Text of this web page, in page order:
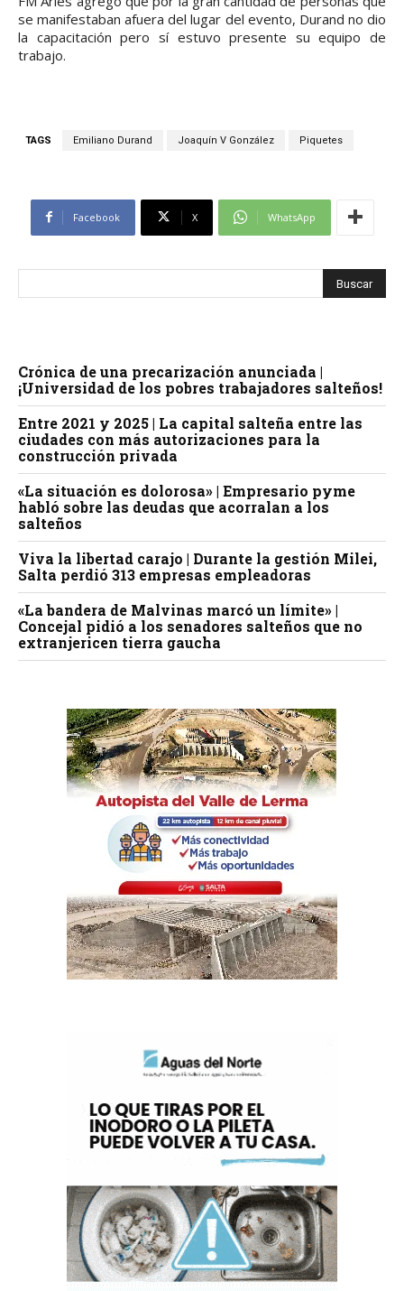
se manifestaban afuera del lugar del evento, Durand no dio
la capacitación pero sí estuvo presente su equipo de
trabajo.
TAGS Emiliano Durand Joaquín V González Piquetes
Facebook X WhatsApp
Crónica de una precarización anunciada |
¡Universidad de los pobres trabajadores salteños!
Entre 2021 y 2025 | La capital salteña entre las
ciudades con más autorizaciones para la
construcción privada
«La situación es dolorosa» | Empresario pyme
habló sobre las deudas que acorralan a los
salteños
Viva la libertad carajo | Durante la gestión Milei,
Salta perdió 313 empresas empleadoras
«La bandera de Malvinas marcó un límite» |
Concejal pidió a los senadores salteños que no
extranjericen tierra gaucha